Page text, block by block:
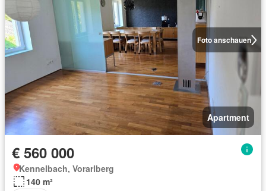
Foto anschauen
Apartment
€ 560 000
Kennelbach, Vorarlberg
140 m²